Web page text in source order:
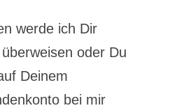
werde ich Dir
oder Du
Deinem
bei mir